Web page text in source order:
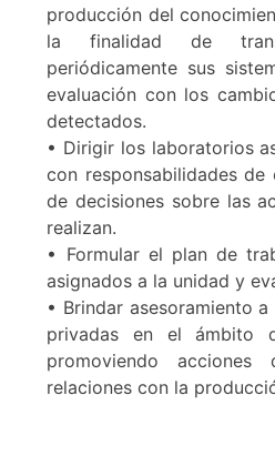
producción del
la finalidad de
periódicamente sus
evaluación con los
detectados.
• Dirigir los laboratorios
con responsabilidades
de decisiones sobre las
realizan.
• Formular el plan de
asignados a la unidad y
• Brindar asesoramiento
privadas en el ámbito
promoviendo
relaciones con la